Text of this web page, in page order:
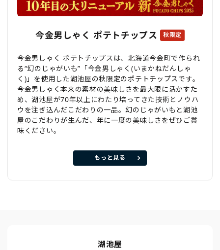
今金男しゃく ポテトチップス 秋限定
今金男しゃく ポテトチップスは、北海道今金町で作られ
る“幻のじゃがいも”「今金男しゃく(いまかねだんしゃ
く)」を使用した湖池屋の秋限定のポテトチップスです。
今金男しゃく本来の素材の美味しさを最大限に活かすた
め、湖池屋が70年以上にわたり培ってきた技術とノウハ
ウを注ぎ込んだこだわりの一品。幻のじゃがいもと湖池
屋のこだわりが生んだ、年に一度の美味しさをぜひご賞
味ください。
もっと見る
湖池屋